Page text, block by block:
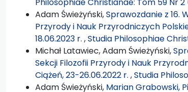
Adam Świeżyński,Sprawozdanie z 16.
Przyrody i Nauk Przyrodniczych
18.06.2023 r. ,Studia Philosophiae
Michał Latawiec, Adam Świeżyński,
Sekcji Filozofii Przyrody i Nauk
Ciążeń, 23-26.06.2022 r. ,Studia
Adam Świeżyński, Marian Grabowski,